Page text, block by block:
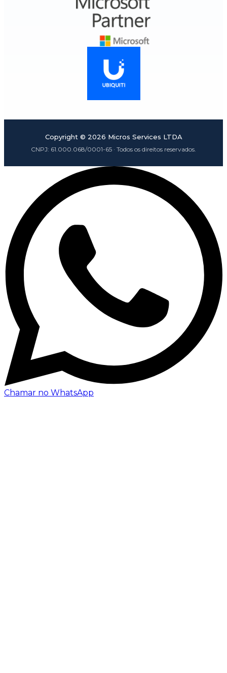
Copyright © 2026 Micros Services LTDA
CNPJ: 61.000.068/0001-65 · Todos os direitos reservados.
Chamar no WhatsApp